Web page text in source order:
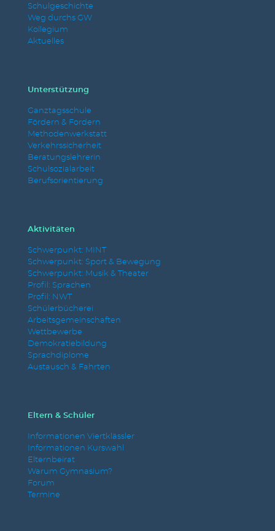
Schulgeschichte
Weg durchs GW
Kollegium
Aktuelles
Unterstützung
Ganztagsschule
Fördern & Fordern
Methodenwerkstatt
Verkehrssicherheit
Beratungslehrerin
Schulsozialarbeit
Berufsorientierung
Aktivitäten
Schwerpunkt: MINT
Schwerpunkt: Sport & Bewegung
Schwerpunkt: Musik & Theater
Profil: Sprachen
Profil: NWT
Schülerbücherei
Arbeitsgemeinschaften
Wettbewerbe
Demokratiebildung
Sprachdiplome
Austausch & Fahrten
Eltern & Schüler
Informationen Viertklässler
Informationen Kurswahl
Elternbeirat
Warum Gymnasium?
Forum
Termine